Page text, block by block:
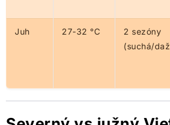
Juh 27-32 °C
2 sezóny
(suchá/